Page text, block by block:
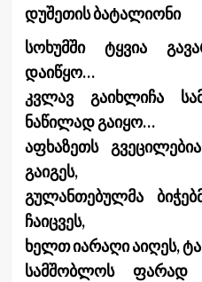
დუშეთის ბატალიონი
სოხუმში ტყვია
დაიწყო…
კვლავ გაიხლიჩა
ნაწილად გაიყო…
აფხაზეთს
გაიგეს,
გულანთებულმა
ჩაიცვეს,
ხელთ იარაღი აიღეს,
სამშობლოს ფარად